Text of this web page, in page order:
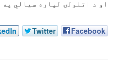
او د اتلولۍ لپاره سیالي
Facebook
Twitter